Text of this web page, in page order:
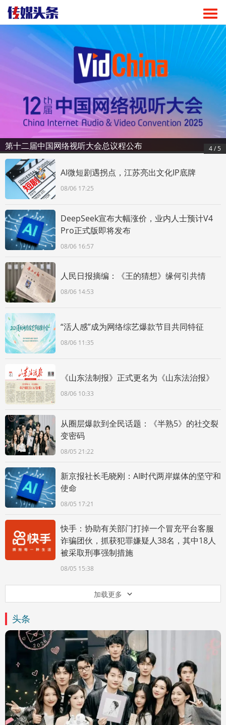
第十二届中国网络视听大会总议程公布 4 / 5
AI微短剧遇拐点，江苏亮出文化IP底牌
08/06 17:25
DeepSeek宣布大幅涨价，业内人士预计V4
Pro正式版即将发布
08/06 16:57
人民日报摘编：《王的猜想》缘何引共情
08/06 14:53
“活人感”成为网络综艺爆款节目共同特征
08/06 11:35
《山东法制报》正式更名为《山东法治报》
08/06 10:33
从圈层爆款到全民话题：《半熟5》的社交裂
变密码
08/05 21:22
新京报社长毛晓刚：AI时代两岸媒体的坚守和
使命
08/05 17:21
快手：协助有关部门打掉一个冒充平台客服
诈骗团伙，抓获犯罪嫌疑人38名，其中18人
被采取刑事强制措施
08/05 15:38
加载更多
头条